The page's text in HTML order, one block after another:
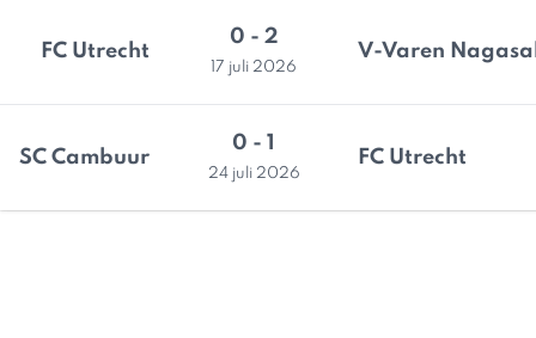
FC Utrecht
0 - 2
17 juli 2026
V-Varen
SC Cambuur
0 - 1
24 juli 2026
FC Utrecht